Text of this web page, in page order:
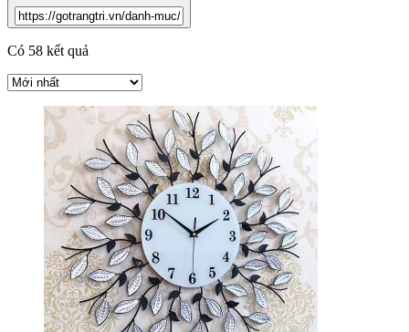
Có 58 kết quả